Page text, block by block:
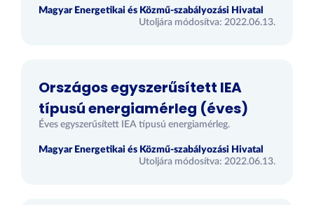
Magyar Energetikai és Közmű-szabályozási Hivatal
Utoljára módosítva: 2022.06.13.
Országos egyszerűsített IEA
típusú energiamérleg (éves)
Éves egyszerűsített IEA típusú energiamérleg.
Magyar Energetikai és Közmű-szabályozási Hivatal
Utoljára módosítva: 2022.06.13.